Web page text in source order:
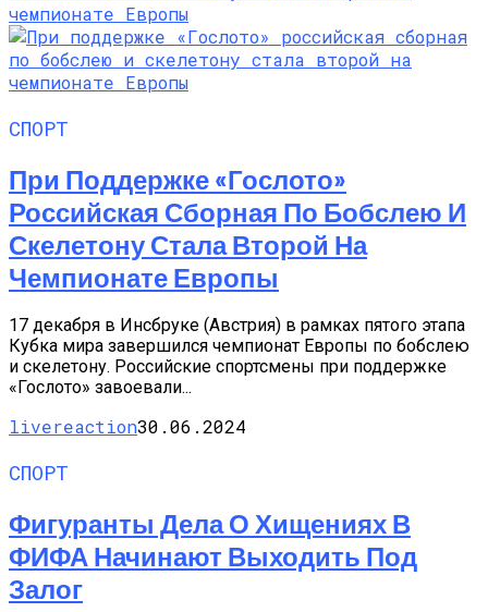
СПОРТ
При Поддержке «Гослото»
Российская Сборная По Бобслею И
Скелетону Стала Второй На
Чемпионате Европы
17 декабря в Инсбруке (Австрия) в рамках пятого этапа
Кубка мира завершился чемпионат Европы по бобслею
и скелетону. Российские спортсмены при поддержке
«Гослото» завоевали...
livereaction30.06.2024
СПОРТ
Фигуранты Дела О Хищениях В
ФИФА Начинают Выходить Под
Залог